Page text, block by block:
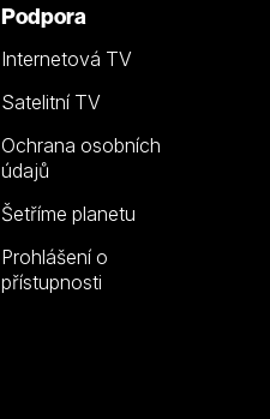
Podpora
Internetová TV
Satelitní TV
Ochrana osobních
údajů
Šetříme planetu
Prohlášení o
přístupnosti